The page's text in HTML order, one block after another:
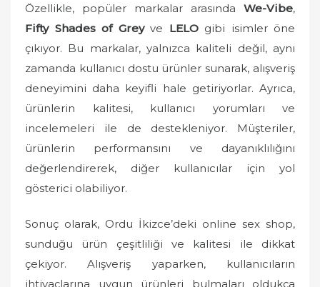
Özellikle, popüler markalar arasında We-Vibe,
Fifty Shades of Greyve LELOgibi isimler öne
çıkıyor. Bu markalar, yalnızca kaliteli değil, aynı
zamanda kullanıcı dostu ürünler sunarak, alışveriş
deneyimini daha keyifli hale getiriyorlar. Ayrıca,
ürünlerin kalitesi, kullanıcı yorumları ve
incelemeleri ile de destekleniyor. Müşteriler,
ürünlerin performansını ve dayanıklılığını
değerlendirerek, diğer kullanıcılar için yol
gösterici olabiliyor.
Sonuç olarak, Ordu İkizce’deki online sex shop,
sunduğu ürün çeşitliliği ve kalitesi ile dikkat
çekiyor. Alışveriş yaparken, kullanıcıların
ihtiyaçlarına uygun ürünleri bulmaları oldukça